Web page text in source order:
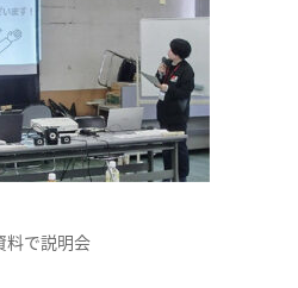
料で説明会